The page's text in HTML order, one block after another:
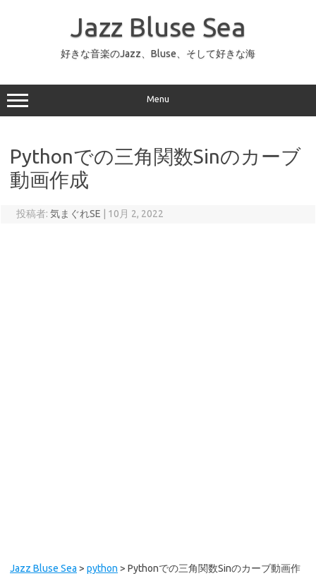
ッ
プ
Jazz Bluse Sea
好きな音楽のJazz、Bluse、そして好きな海
Menu
Pythonでの三角関数Sinのカーブ
動画作成
投稿者: 気まぐれSE 10月 2, 2022
Jazz Bluse Sea > python > Pythonでの三角関数Sinのカーブ動画作